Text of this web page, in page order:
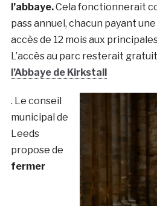
l’abbaye.Cela fonctionnerait
pass annuel, chacun payant
accès de 12 mois aux
L’accès au parc resterait
l’Abbaye de Kirkstall
. Le conseil
municipal de
Leeds
propose de
fermer